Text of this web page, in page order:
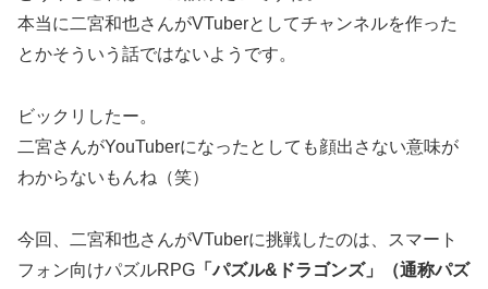
本当に二宮和也さんがVTuberとしてチャンネルを作った
とかそういう話ではないようです。
ビックリしたー。
二宮さんがYouTuberになったとしても顔出さない意味が
わからないもんね（笑）
今回、二宮和也さんがVTuberに挑戦したのは、スマート
フォン向けパズルRPG 「パズル&ドラゴンズ」（通称パズ